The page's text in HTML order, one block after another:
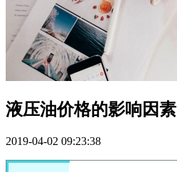
液压油价格的影响因素
2019-04-02 09:23:38